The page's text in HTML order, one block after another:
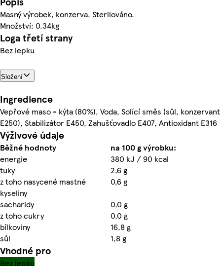
Masný výrobek, konzerva. Sterilováno.
Množství: 0.34kg
Loga třetí strany
Bez lepku
Složení
Ingredience
Vepřové maso - kýta (80%), Voda, Solící směs (sůl, konzervant
E250), Stabilizátor E450, Zahušťovadlo E407, Antioxidant E316
Výživové údaje
Běžné hodnoty
na 100 g výrobku:
energie
380 kJ / 90 kcal
tuky
2,6 g
z toho nasycené mastné
kyseliny
0,6 g
sacharidy
0,0 g
z toho cukry
0,0 g
bílkoviny
16,8 g
sůl
1,8 g
Vhodné pro
Bez lepku